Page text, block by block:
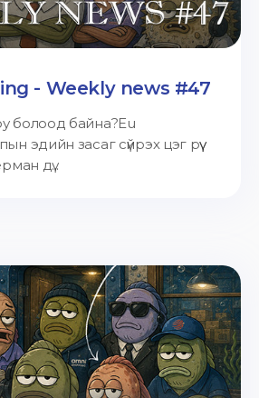
- Weekly news #47
болоод байна?Eu
эдийн засаг сүйрэх цэг рүү
дү...